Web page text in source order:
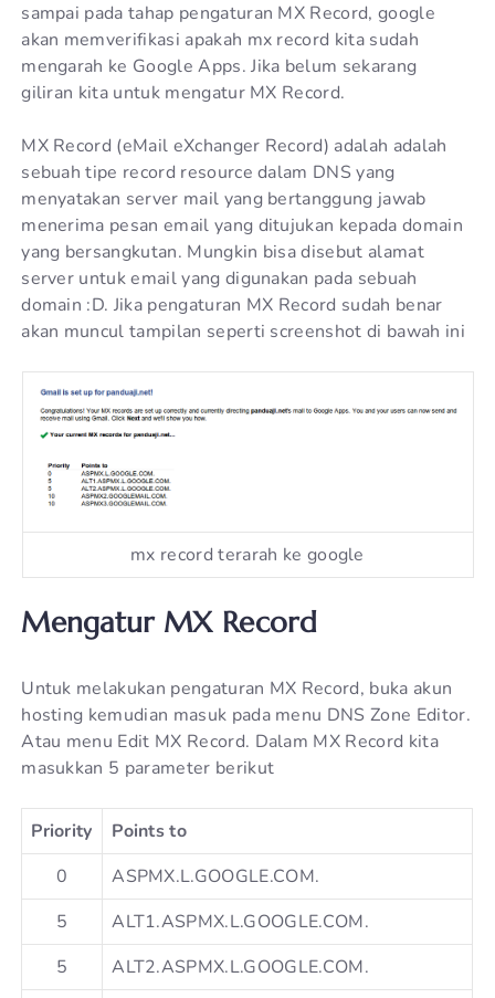
sampai pada tahap pengaturan MX Record, google
akan memverifikasi apakah mx record kita sudah
mengarah ke Google Apps. Jika belum sekarang
giliran kita untuk mengatur MX Record.
MX Record (eMail eXchanger Record) adalah adalah
sebuah tipe record resource dalam DNS yang
menyatakan server mail yang bertanggung jawab
menerima pesan email yang ditujukan kepada domain
yang bersangkutan. Mungkin bisa disebut alamat
server untuk email yang digunakan pada sebuah
domain :D. Jika pengaturan MX Record sudah benar
akan muncul tampilan seperti screenshot di bawah ini
mx record terarah ke google
Mengatur MX Record
Untuk melakukan pengaturan MX Record, buka akun
hosting kemudian masuk pada menu DNS Zone Editor.
Atau menu Edit MX Record. Dalam MX Record kita
masukkan 5 parameter berikut
Priority
Points to
0
ASPMX.L.GOOGLE.COM.
5
ALT1.ASPMX.L.GOOGLE.COM.
5
ALT2.ASPMX.L.GOOGLE.COM.